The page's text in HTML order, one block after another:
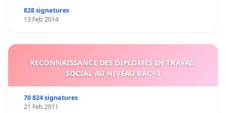
828 signatures
13 Feb 2014
RECONNAISSANCE DES DIPLÔMES EN TRAVAIL
SOCIAL AU NIVEAU BAC+3
70 824 signatures
21 Feb 2011